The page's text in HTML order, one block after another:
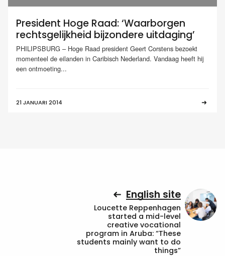
President Hoge Raad: ‘Waarborgen
rechtsgelijkheid bijzondere uitdaging’
PHILIPSBURG – Hoge Raad president Geert Corstens bezoekt
momenteel de eilanden in Caribisch Nederland. Vandaag heeft hij
een ontmoeting...
21 JANUARI 2014
English site
Loucette Reppenhagen
started a mid-level
creative vocational
program in Aruba: “These
students mainly want to do
things”